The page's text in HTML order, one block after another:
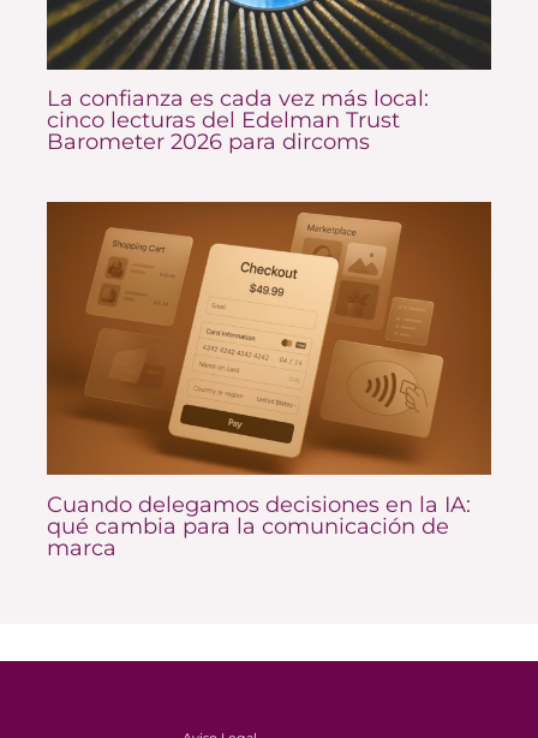
La confianza es cada vez más local:
cinco lecturas del Edelman Trust
Barometer 2026 para dircoms
Cuando delegamos decisiones en la IA:
qué cambia para la comunicación de
marca